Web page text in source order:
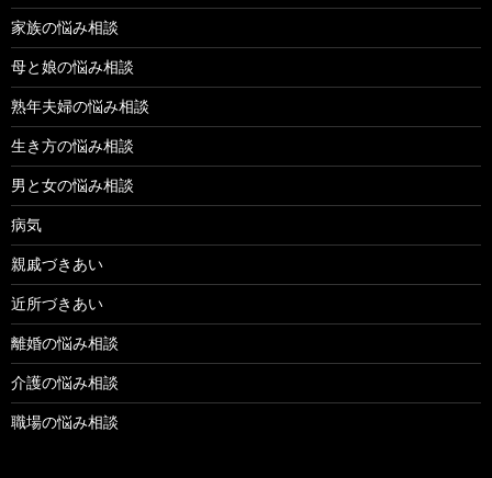
家族の悩み相談
母と娘の悩み相談
熟年夫婦の悩み相談
生き方の悩み相談
男と女の悩み相談
病気
親戚づきあい
近所づきあい
離婚の悩み相談
介護の悩み相談
職場の悩み相談